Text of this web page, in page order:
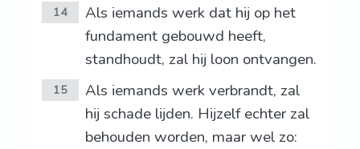
14
Als iemands werk dat hij op het
fundament gebouwd heeft,
standhoudt, zal hij loon ontvangen.
15
Als iemands werk verbrandt, zal
hij schade lijden. Hijzelf echter zal
behouden worden, maar wel zo: